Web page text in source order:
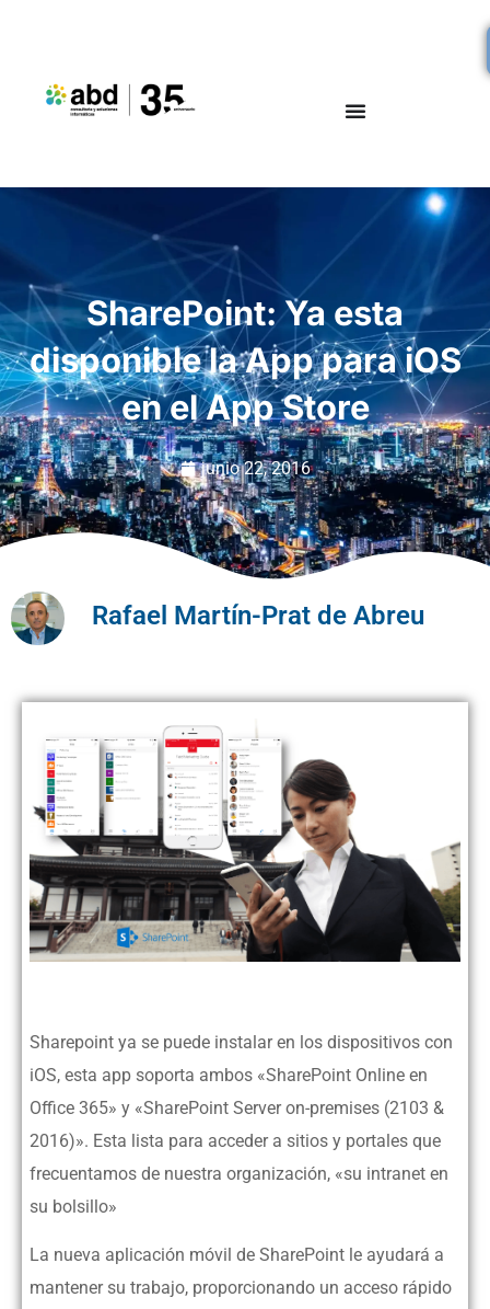
SharePoint: Ya esta
disponible la App para iOS
en el App Store
junio 22, 2016
Rafael Martín-Prat de Abreu
Sharepoint ya se puede instalar en los dispositivos con
iOS, esta app soporta ambos «SharePoint Online en
Office 365» y «SharePoint Server on-premises (2103 &
2016)». Esta lista para acceder a sitios y portales que
frecuentamos de nuestra organización, «su intranet en
su bolsillo»
La nueva aplicación móvil de SharePoint le ayudará a
mantener su trabajo, proporcionando un acceso rápido